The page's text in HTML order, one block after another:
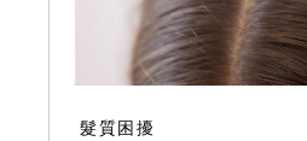
髮質困擾